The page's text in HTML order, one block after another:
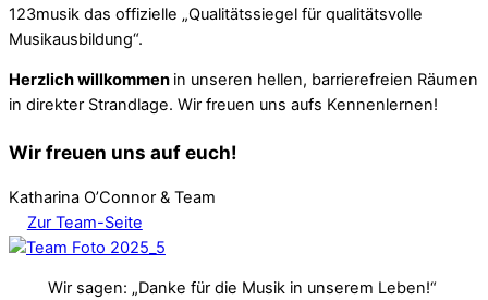
123musik das offizielle „Qualitätssiegel für qualitätsvolle
Musikausbildung“.
Herzlich willkommen in unseren hellen, barrierefreien Räumen
in direkter Strandlage. Wir freuen uns aufs Kennenlernen!
Wir freuen uns auf euch!
Katharina O’Connor & Team
Zur Team-Seite
Wir sagen: „Danke für die Musik in unserem Leben!“